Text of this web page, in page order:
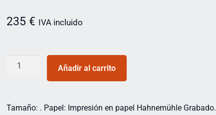
235 € IVA incluido
Añadir al carrito
Tamaño: . Papel: Impresión en papel Hahnemühle Grabado.